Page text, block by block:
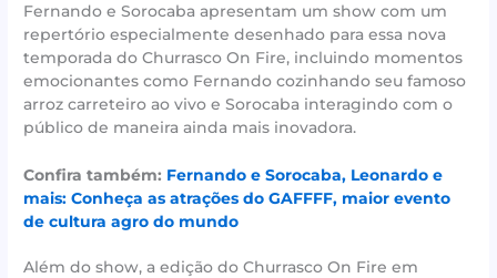
Fernando e Sorocaba apresentam um show com um
repertório especialmente desenhado para essa nova
temporada do Churrasco On Fire, incluindo momentos
emocionantes como Fernando cozinhando seu famoso
arroz carreteiro ao vivo e Sorocaba interagindo com o
público de maneira ainda mais inovadora.
Confira também: Fernando e Sorocaba, Leonardo e
mais: Conheça as atrações do GAFFFF, maior evento
de cultura agro do mundo
Além do show, a edição do Churrasco On Fire em